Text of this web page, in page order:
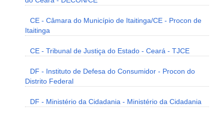
CE - Câmara do Município de Itaitinga/CE - Procon de
Itaitinga
CE - Tribunal de Justiça do Estado - Ceará - TJCE
DF - Instituto de Defesa do Consumidor - Procon do
Distrito Federal
DF - Ministério da Cidadania - Ministério da Cidadania